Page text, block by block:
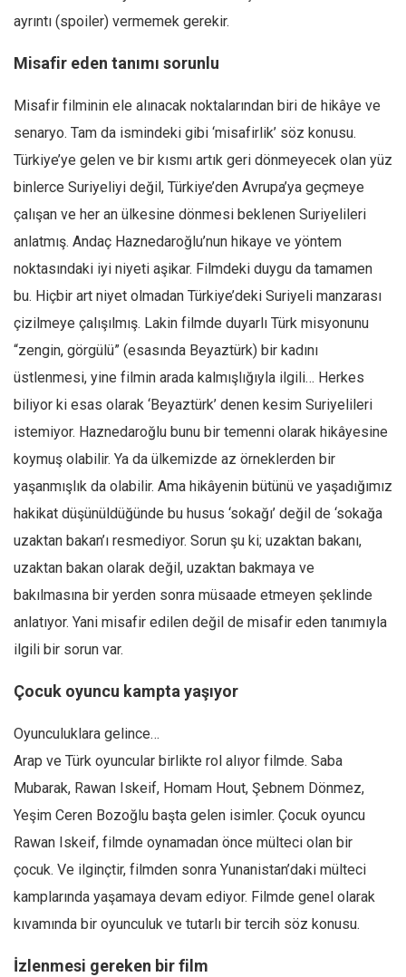
ayrıntı (spoiler) vermemek gerekir.
Misafir eden tanımı sorunlu
Misafir filminin ele alınacak noktalarından biri de hikâye ve
senaryo. Tam da ismindeki gibi ‘misafirlik’ söz konusu.
Türkiye’ye gelen ve bir kısmı artık geri dönmeyecek olan yüz
binlerce Suriyeliyi değil, Türkiye’den Avrupa’ya geçmeye
çalışan ve her an ülkesine dönmesi beklenen Suriyelileri
anlatmış. Andaç Haznedaroğlu’nun hikaye ve yöntem
noktasındaki iyi niyeti aşikar. Filmdeki duygu da tamamen
bu. Hiçbir art niyet olmadan Türkiye’deki Suriyeli manzarası
çizilmeye çalışılmış. Lakin filmde duyarlı Türk misyonunu
“zengin, görgülü” (esasında Beyaztürk) bir kadını
üstlenmesi, yine filmin arada kalmışlığıyla ilgili… Herkes
biliyor ki esas olarak ‘Beyaztürk’ denen kesim Suriyelileri
istemiyor. Haznedaroğlu bunu bir temenni olarak hikâyesine
koymuş olabilir. Ya da ülkemizde az örneklerden bir
yaşanmışlık da olabilir. Ama hikâyenin bütünü ve yaşadığımız
hakikat düşünüldüğünde bu husus ‘sokağı’ değil de ‘sokağa
uzaktan bakan’ı resmediyor. Sorun şu ki; uzaktan bakanı,
uzaktan bakan olarak değil, uzaktan bakmaya ve
bakılmasına bir yerden sonra müsaade etmeyen şeklinde
anlatıyor. Yani misafir edilen değil de misafir eden tanımıyla
ilgili bir sorun var.
Çocuk oyuncu kampta yaşıyor
Oyunculuklara gelince…
Arap ve Türk oyuncular birlikte rol alıyor filmde. Saba
Mubarak, Rawan Iskeif, Homam Hout, Şebnem Dönmez,
Yeşim Ceren Bozoğlu başta gelen isimler. Çocuk oyuncu
Rawan Iskeif, filmde oynamadan önce mülteci olan bir
çocuk. Ve ilginçtir, filmden sonra Yunanistan’daki mülteci
kamplarında yaşamaya devam ediyor. Filmde genel olarak
kıvamında bir oyunculuk ve tutarlı bir tercih söz konusu.
İzlenmesi gereken bir film